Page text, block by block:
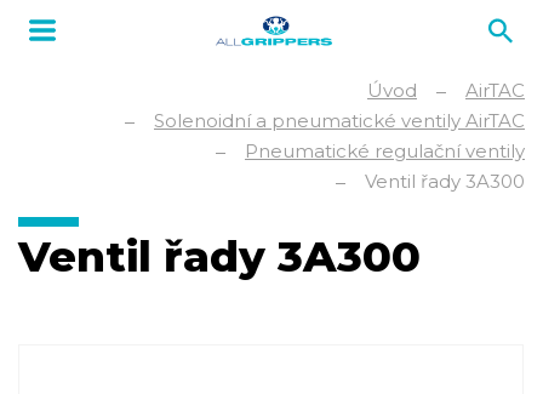
Úvod
AirTAC
Solenoidní a pneumatické ventily AirTAC
Pneumatické regulační ventily
Ventil řady 3A300
Ventil řady 3A300